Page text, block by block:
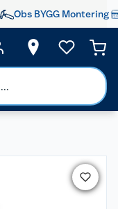
Obs BYGG Montering